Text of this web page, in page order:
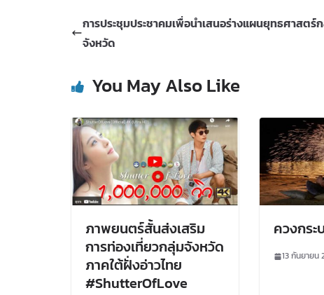
การประชุมประชาคมเพื่อนำเสนอร่างแผนยุทธศาสตร์
จังหวัด
You May Also Like
ภาพยนตร์สั้นส่งเสริม
การท่องเที่ยวกลุ่มจังหวัด
ภาคใต้ฝั่งอ่าวไทย
#ShutterOfLove
ควงกระ
13 กันยายน